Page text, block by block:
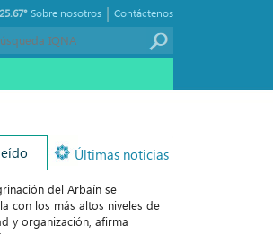
25.67° Contáctenos
|
Sobre nosotros
Últimas noticias
del Arbaín se
con los más altos niveles de
y organización, afirma